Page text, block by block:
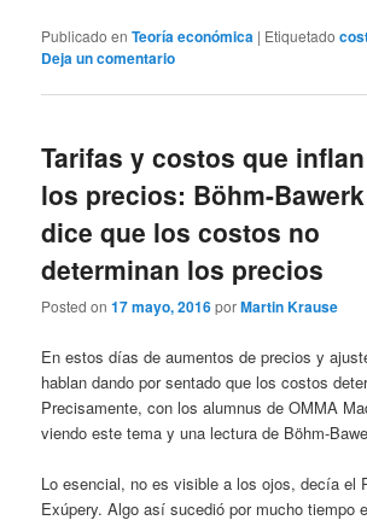
Publicado en Teoría económica | Etiquetado
Deja un comentario
Tarifas y costos que inflan
los precios: Böhm-Bawerk
dice que los costos no
determinan los precios
Posted on17 mayo, 2016porMartin Krause
En estos días de aumentos de precios y
hablan dando por sentado que los costos
Precisamente, con los alumnus de OMMA
viendo este tema y una lectura de Böhm-
Lo esencial, no es visible a los ojos, decía el
Exúpery. Algo así sucedió por mucho tiempo